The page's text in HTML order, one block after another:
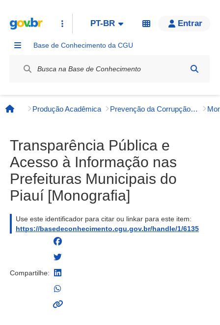
PT-BR Entrar
Base de Conhecimento da CGU
Página inicial
Produção Acadêmica Prevenção da Corrupção, Integridade e Transparência Pública
Transparência Pública e
Acesso à Informação nas
Prefeituras Municipais do
Piauí [Monografia]
Use este identificador para citar ou linkar para este item:
https://basedeconhecimento.cgu.gov.br/handle/1/6135
Compartilhe: